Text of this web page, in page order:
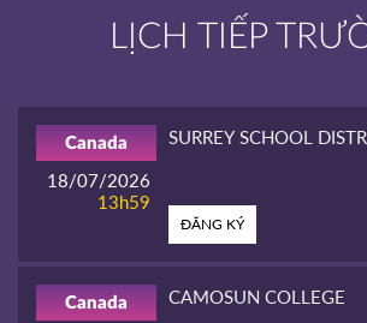
Chương trình cao đẳng
Kinh nghiệm du học
XEM THÊM
LỊCH TIẾP
18/07/2026
13h59
Canada SURREY SCHOOL
ĐĂNG KÝ
Canada CAMOSUN COLLEGE